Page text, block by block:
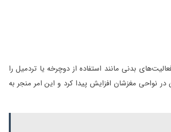
بدنی مانند استفاده از دوچرخه یا تردمیل را
۱۲ هفته انجام دادند در کم‌تر از ۶ هفته جریان خون در نواحی مغزشان افزایش پیدا کرد و این امر منجر به